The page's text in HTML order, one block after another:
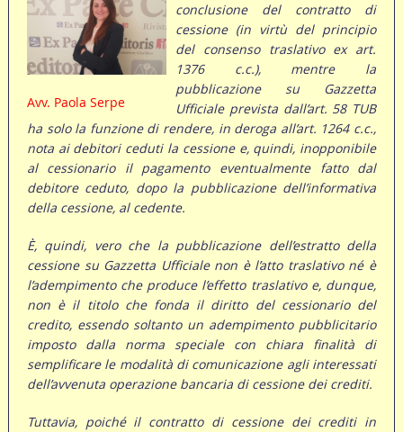
Avv. Paola Serpe
conclusione del contratto di
cessione (in virtù del principio
del consenso traslativo ex art.
1376 c.c.), mentre la
pubblicazione su Gazzetta
Ufficiale prevista dall’art. 58 TUB
ha solo la funzione di rendere, in deroga all’art. 1264 c.c.,
nota ai debitori ceduti la cessione e, quindi, inopponibile
al cessionario il pagamento eventualmente fatto dal
debitore ceduto, dopo la pubblicazione dell’informativa
della cessione, al cedente.
È, quindi, vero che la pubblicazione dell’estratto della
cessione su Gazzetta Ufficiale non è l’atto traslativo né è
l’adempimento che produce l’effetto traslativo e, dunque,
non è il titolo che fonda il diritto del cessionario del
credito, essendo soltanto un adempimento pubblicitario
imposto dalla norma speciale con chiara finalità di
semplificare le modalità di comunicazione agli interessati
dell’avvenuta operazione bancaria di cessione dei crediti.
Tuttavia, poiché il contratto di cessione dei crediti in